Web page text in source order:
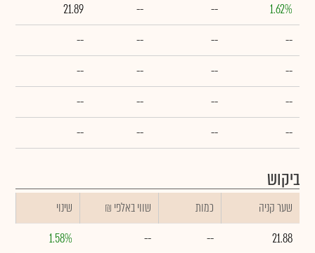
1.62%
--
--
21.89
--
--
--
--
--
--
--
--
--
--
--
--
--
--
--
--
ביקוש
שער קניה כמות ₪ שווי באלפי
שינוי
21.88
--
--
1.58%